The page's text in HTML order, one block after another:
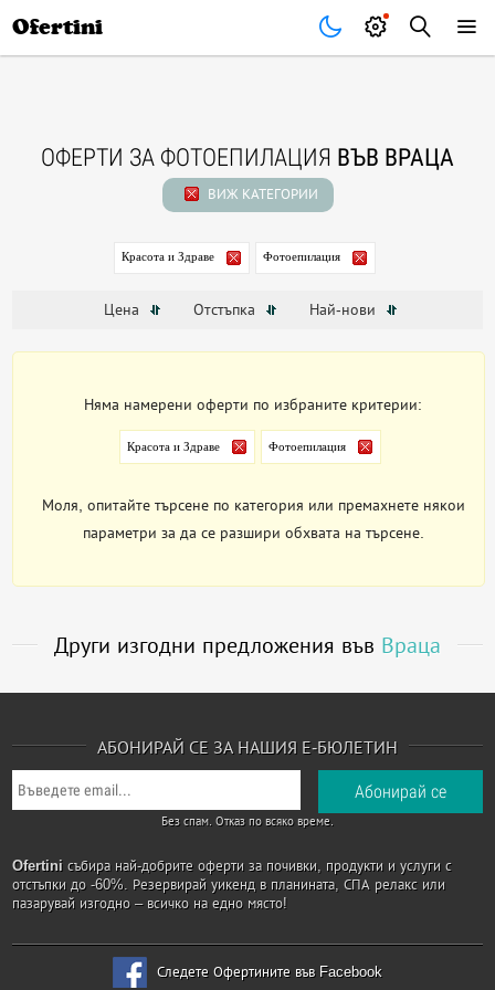
Ofertini
ОФЕРТИ ЗА ФОТОЕПИЛАЦИЯ ВЪВ ВРАЦА
ВИЖ КАТЕГОРИИ
Красота и Здраве Фотоепилация
Цена Отстъпка Най-нови
Няма намерени оферти по избраните критерии:
Красота и Здраве Фотоепилация
Моля, опитайте търсене по категория или премахнете някои
параметри за да се разшири обхвата на търсене.
Други изгодни предложения във Враца
АБОНИРАЙ СЕ ЗА НАШИЯ Е-БЮЛЕТИН
Без спам. Отказ по всяко време.
Ofertini събира най-добрите оферти за почивки, продукти и услуги с
отстъпки до -60%. Резервирай уикенд в планината, СПА релакс или
пазарувай изгодно – всичко на едно място!
Следете Офертините във Facebook